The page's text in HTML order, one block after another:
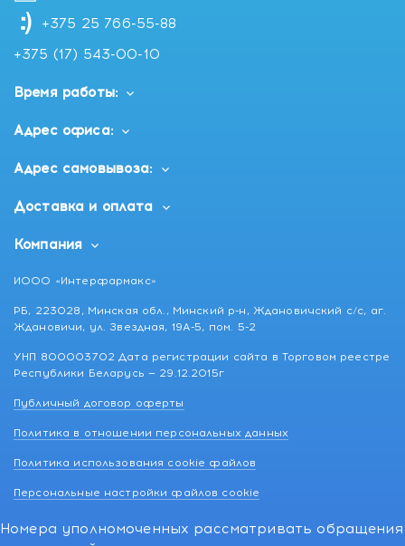
+375 25 766-55-88
+375 (17) 543-00-10
Время работы:
Адрес офиса:
Адрес самовывоза:
Доставка и оплата
Компания
ИООО «Интерфармакс»
РБ, 223028, Минская обл., Минский р-н, Ждановичский с/с, аг.
Ждановичи, ул. Звездная, 19А-5, пом. 5-2
УНП 800003702 Дата регистрации сайта в Торговом реестре
Республики Беларусь — 29.12.2015г
Публичный договор оферты
Политика в отношении персональных данных
Политика использования cookie файлов
Персональные настройки файлов cookie
Номера уполномоченных рассматривать обращения